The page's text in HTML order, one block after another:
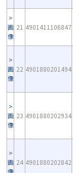
画
像
21 4901411106847
画
像
22 4901880201494
画
像
23 4901880202934
画
像
24 4901880202842